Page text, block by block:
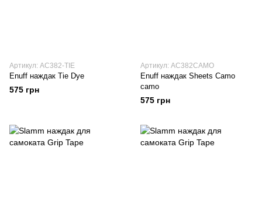
Артикул: AC382-TIE
Enuff наждак Tie Dye
575 грн
Артикул: AC382CAMO
Enuff наждак Sheets Camo
camo
575 грн